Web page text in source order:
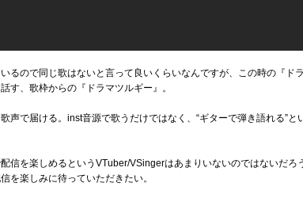
るので同じ歌はないと言って良いくらいなんですが、この時の『ド
す、歌枠からの『ドラマツルギー』。
声で届ける。inst音源で歌うだけではなく、“ギターで弾き語れる”
信を楽しめるというVTuber/VSingerはあまりいないのではないだろ
を楽しみに待っていただきたい。